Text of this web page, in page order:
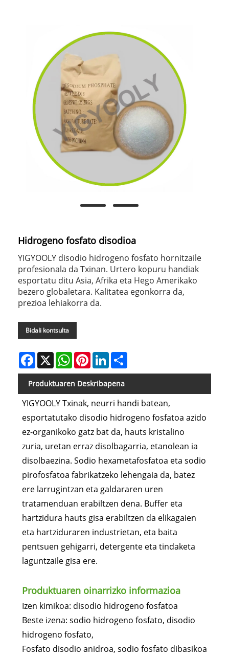
Hidrogeno fosfato disodioa
YIGYOOLY disodio hidrogeno fosfato hornitzaile
profesionala da Txinan. Urtero kopuru handiak
esportatu ditu Asia, Afrika eta Hego Amerikako
bezero globaletara. Kalitatea egonkorra da,
prezioa lehiakorra da.
Bidali kontsulta
Facebook
X WhatsAppPinterestLinkedIn
Produktuaren Deskribapena
YIGYOOLY Txinak, neurri handi batean,
esportatutako disodio hidrogeno fosfatoa azido
ez-organikoko gatz bat da, hauts kristalino
zuria, uretan erraz disolbagarria, etanolean ia
disolbaezina. Sodio hexametafosfatoa eta sodio
pirofosfatoa fabrikatzeko lehengaia da, batez
ere larrugintzan eta galdararen uren
tratamenduan erabiltzen dena. Buffer eta
hartzidura hauts gisa erabiltzen da elikagaien
eta hartziduraren industrietan, eta baita
pentsuen gehigarri, detergente eta tindaketa
laguntzaile gisa ere.
Produktuaren oinarrizko informazioa
Izen kimikoa: disodio hidrogeno fosfatoa
Beste izena: sodio hidrogeno fosfato, disodio
hidrogeno fosfato,
Fosfato disodio anidroa, sodio fosfato dibasikoa